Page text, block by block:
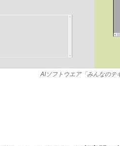
AIソフトウエア「みんなのテ